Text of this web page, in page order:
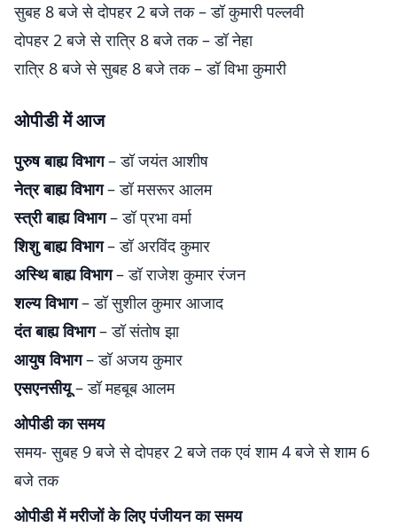
सुबह 8 बजे से दोपहर 2 बजे तक – डॉ कुमारी पल्लवी
दोपहर 2 बजे से रात्रि 8 बजे तक – डॉ नेहा
रात्रि 8 बजे से सुबह 8 बजे तक – डॉ विभा कुमारी
ओपीडी में आज
पुरुष बाह्य विभाग– डॉ जयंत आशीष
नेत्र बाह्य विभाग– डॉ मसरूर आलम
स्त्री बाह्य विभाग– डॉ प्रभा वर्मा
शिशु बाह्य विभाग– डॉ अरविंद कुमार
अस्थि बाह्य विभाग– डॉ राजेश कुमार रंजन
शल्य विभाग– डॉ सुशील कुमार आजाद
दंत बाह्य विभाग– डॉ संतोष झा
आयुष विभाग– डॉ अजय कुमार
एसएनसीयू– डॉ महबूब आलम
ओपीडी का समय
समय- सुबह 9 बजे से दोपहर 2 बजे तक एवं शाम 4 बजे से शाम 6
बजे तक
ओपीडी में मरीजों के लिए पंजीयन का समय